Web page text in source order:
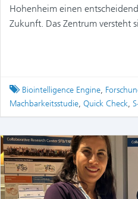
Hohenheim einen
Zukunft. Das Zentrum versteht
Tagged
Biointelligence Engine,
Machbarkeitsstudie, Quick Check,